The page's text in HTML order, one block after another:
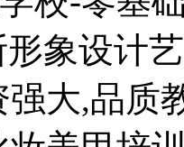
象设计
大,品质